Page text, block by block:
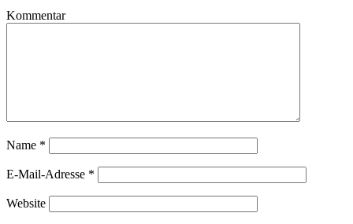
Kommentar
Name *
E-Mail-Adresse *
Website